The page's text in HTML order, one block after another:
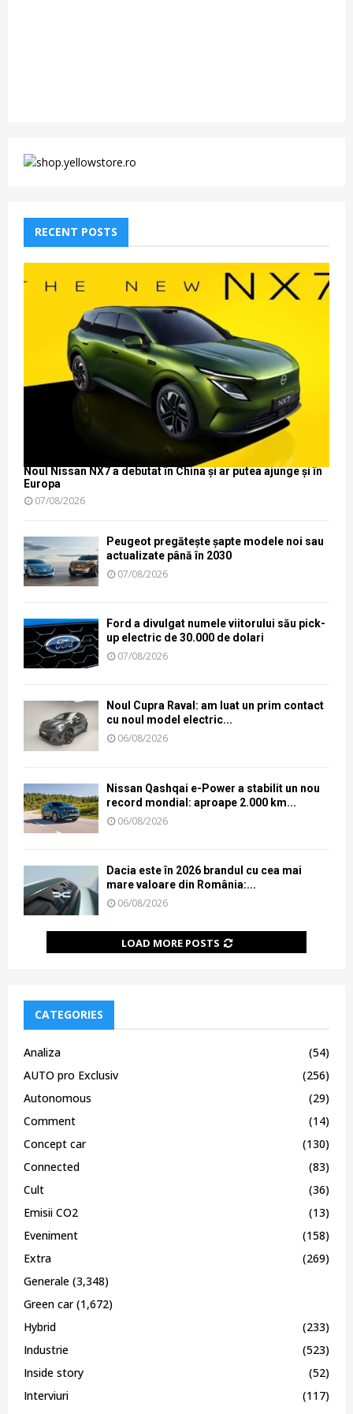
RECENT POSTS
Noul Nissan NX7 a debutat în China și ar putea ajunge și în
Europa
07/08/2026
Peugeot pregătește șapte modele noi sau
actualizate până în 2030
07/08/2026
Ford a divulgat numele viitorului său pick-
up electric de 30.000 de dolari
07/08/2026
Noul Cupra Raval: am luat un prim contact
cu noul model electric...
06/08/2026
Nissan Qashqai e-Power a stabilit un nou
record mondial: aproape 2.000 km...
06/08/2026
Dacia este în 2026 brandul cu cea mai
mare valoare din România:...
06/08/2026
LOAD MORE POSTS
CATEGORIES
Analiza
(54)
AUTO pro Exclusiv
(256)
Autonomous
(29)
Comment
(14)
Concept car
(130)
Connected
(83)
Cult
(36)
Emisii CO2
(13)
Eveniment
(158)
Extra
(269)
Generale (3,348)
Green car(1,672)
Hybrid
(233)
Industrie
(523)
Inside story
(52)
Interviuri
(117)